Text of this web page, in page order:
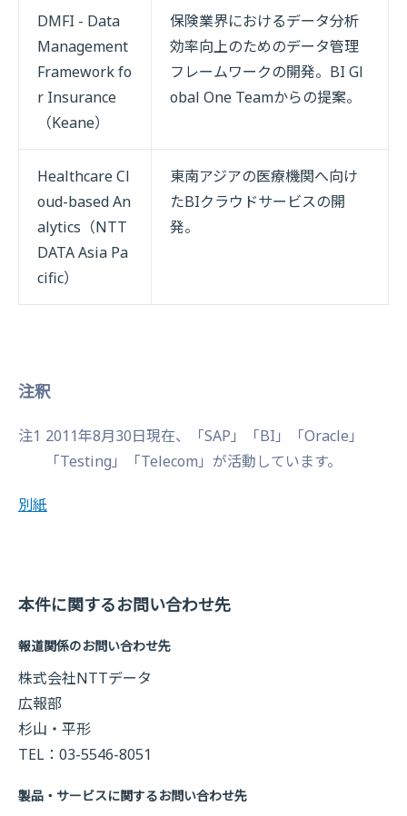
DMFI - Data
Management
Framework fo
r Insurance
（Keane）
保険業界におけるデータ分析
効率向上のためのデータ管理
フレームワークの開発。BI Gl
obal One Teamからの提案。
Healthcare Cl
oud-based An
alytics（NTT
DATA Asia Pa
cific）
東南アジアの医療機関へ向け
たBIクラウドサービスの開
発。
注釈
注1 2011年8月30日現在、「SAP」「BI」「Oracle」
「Testing」「Telecom」が活動しています。
別紙
本件に関するお問い合わせ先
報道関係のお問い合わせ先
株式会社NTTデータ
広報部
杉山・平形
TEL：03-5546-8051
製品・サービスに関するお問い合わせ先